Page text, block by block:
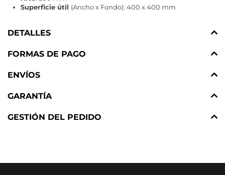
Superficie útil (Ancho x Fondo): 400 x 400 mm
DETALLES
FORMAS DE PAGO
ENVÍOS
GARANTÍA
GESTIÓN DEL PEDIDO